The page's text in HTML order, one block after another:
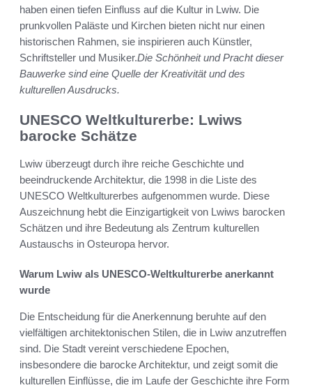
haben einen tiefen Einfluss auf die Kultur in Lwiw. Die
prunkvollen Paläste und Kirchen bieten nicht nur einen
historischen Rahmen, sie inspirieren auch Künstler,
Schriftsteller und Musiker.Die Schönheit und Pracht dieser
Bauwerke sind eine Quelle der Kreativität und des
kulturellen Ausdrucks.
UNESCO Weltkulturerbe: Lwiws
barocke Schätze
Lwiw überzeugt durch ihre reiche Geschichte und
beeindruckende Architektur, die 1998 in die Liste des
UNESCO Weltkulturerbes aufgenommen wurde. Diese
Auszeichnung hebt die Einzigartigkeit von Lwiws barocken
Schätzen und ihre Bedeutung als Zentrum kulturellen
Austauschs in Osteuropa hervor.
Warum Lwiw als UNESCO-Weltkulturerbe anerkannt
wurde
Die Entscheidung für die Anerkennung beruhte auf den
vielfältigen architektonischen Stilen, die in Lwiw anzutreffen
sind. Die Stadt vereint verschiedene Epochen,
insbesondere die barocke Architektur, und zeigt somit die
kulturellen Einflüsse, die im Laufe der Geschichte ihre Form